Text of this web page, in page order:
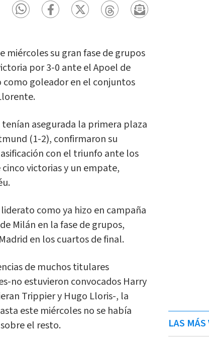
su gran fase de grupos
por 3-0 ante el Apoel de
como goleador en el conjuntos
asegurada la primera plaza
(1-2), confirmaron su
con el triunfo ante los
victorias y un empate,
como ya hizo en campaña
Milán en la fase de grupos,
en los cuartos de final.
de muchos titulares
no estuvieron convocados Harry
Trippier y Hugo Lloris-, la
este miércoles no se había
el resto.
LAS MÁS